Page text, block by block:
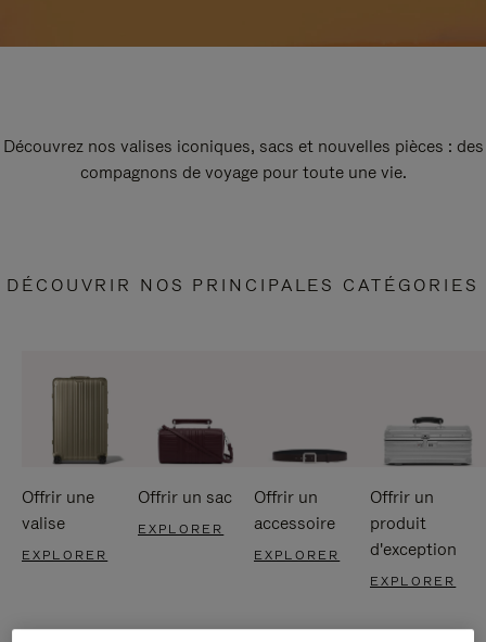
Découvrez nos valises iconiques, sacs et nouvelles pièces : des
compagnons de voyage pour toute une vie.
DÉCOUVRIR NOS PRINCIPALES CATÉGORIES
Offrir une
valise
EXPLORER
Offrir un sac
EXPLORER
Offrir un
accessoire
EXPLORER
Offrir un
produit
d'exception
EXPLORER